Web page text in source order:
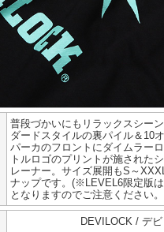
普段づかいにもリラックスシー
ダードスタイルの裏パイル＆10
パーカのフロントにダイムラー
トルロゴのプリントが施された
レーナー。サイズ展開もS～
ナップです。(※LEVEL6限定版
となりますのでご注意ください
DEVILOCK / デビ